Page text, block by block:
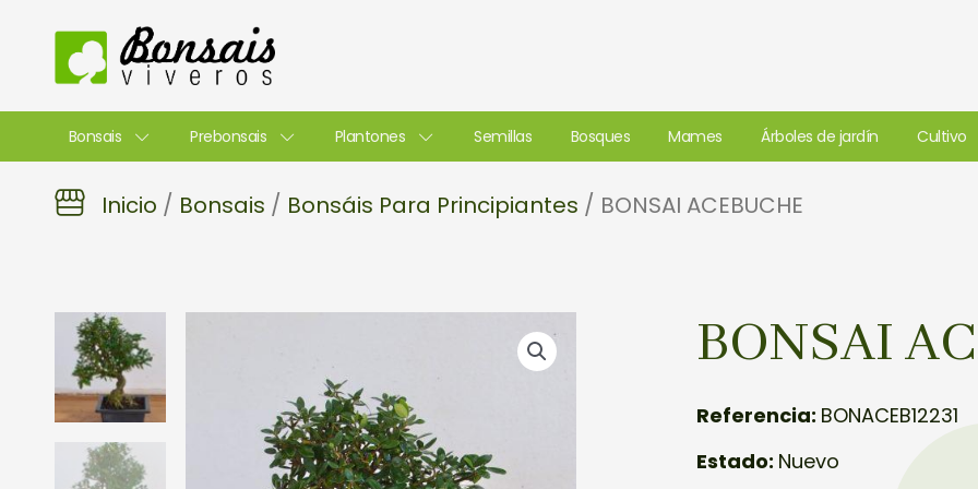
contenido
Bonsais Prebonsais Plantones Semillas Bosques Mames Árboles de jardín Cultivo
Inicio / Bonsais / Bonsáis Para Principiantes / BONSAI ACEBUCHE
BONSAI
Referencia: BONACEB12231
Estado: Nuevo